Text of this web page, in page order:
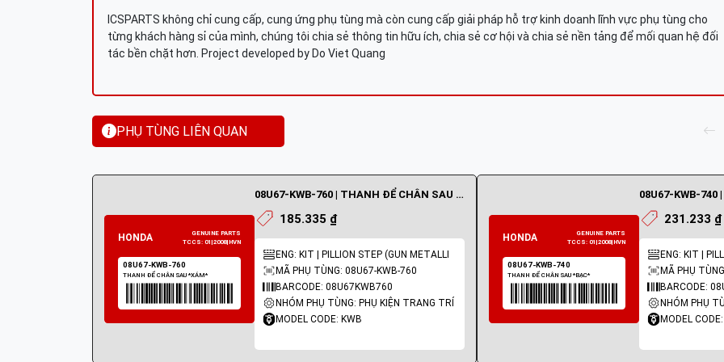
ICSPARTS không chỉ cung cấp, cung ứng phụ tùng mà còn cung cấp giải pháp hỗ trợ kinh doanh lĩnh vực phụ tùng cho
từng khách hàng sỉ của mình, chúng tôi chia sẻ thông tin hữu ích, chia sẻ cơ hội và chia sẻ nền tảng để mối quan hệ đối
tác bền chặt hơn. Project developed by Do Viet Quang
PHỤ TÙNG LIÊN QUAN
08U67-KWB-760 | THANH ĐỂ CHÂN SAU *XÁM*
185.335 ₫
ENG: KIT | PILLION STEP (GUN METALLI
MÃ PHỤ TÙNG: 08U67-KWB-760
BARCODE: 08U67KWB760
NHÓM PHỤ TÙNG: PHỤ KIỆN TRANG TRÍ
MODEL CODE: KWB
231.233 ₫
ENG: KIT |
MÃ PHỤ
BARCODE:
NHÓM PHỤ
MODEL CODE: